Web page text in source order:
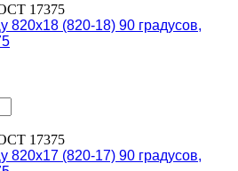
17375
(820-18) 90 градусов,
17375
(820-17) 90 градусов,